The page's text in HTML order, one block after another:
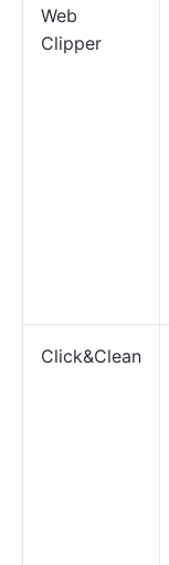
Web
Clipper
Click&Clean